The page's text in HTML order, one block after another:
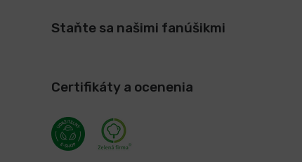
Staňte sa našimi fanúšikmi
Certifikáty a ocenenia